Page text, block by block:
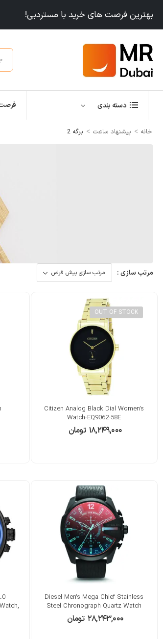
بهترین فرصت های خرید با مستردبی!
دسته بندی
خانه > پیشنهاد ساعت > برگه 2
مرتب سازی :
OUT OF STOCK
Citizen Analog Black Dial Women’s
Watch-EQ9062-58E
۱۸,۲۴۹,۰۰۰ تومان
Diesel Men’s Mega Chief Stainless
Steel Chronograph Quartz Watch
۲۸,۲۴۳,۰۰۰ تومان